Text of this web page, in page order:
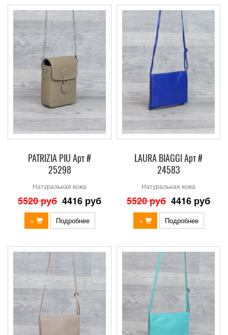
PATRIZIA PIU Арт #
25298
Натуральная кожа
5520 руб 4416 руб
+ Подробнее
LAURA BIAGGI Арт #
24583
Натуральная кожа
5520 руб 4416 руб
+ Подробнее